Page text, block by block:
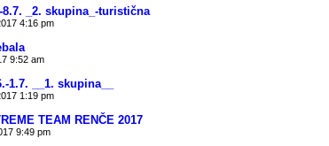
_2. skupina_-turistična
4:16 pm
9:52 am
1.7. __1. skupina__
1:19 pm
TEAM RENČE 2017
9:49 pm